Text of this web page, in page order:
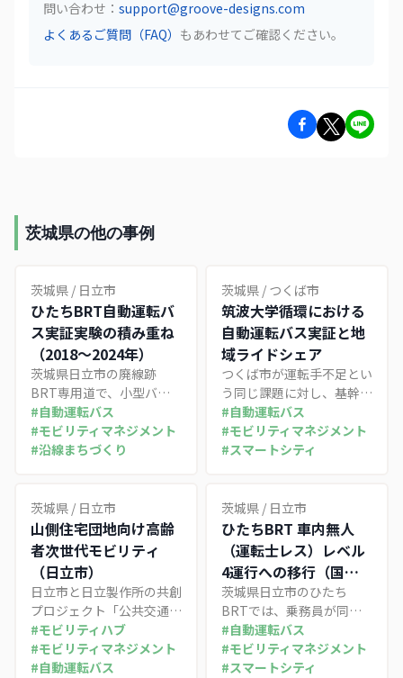
問い合わせ： support@groove-designs.com
よくあるご質問（FAQ） もあわせてご確認ください。
茨城県の他の事例
茨城県 / 日立市
ひたちBRT自動運転バ
ス実証実験の積み重ね
（2018〜2024年）
茨城県日立市の廃線跡
BRT専用道で、小型バス
の基礎検証から中型バスの
長距離走行、ガードレール
接触事案の克服までを段階
に到達した実証プロセスを
追う事例。
#自動運転バス
#モビリティマネジメント
#沿線まちづくり
茨城県 / つくば市
筑波大学循環における
自動運転バス実証と地
域ライドシェア
つくば市が運転手不足とい
う同じ課題に対し、基幹路
線「筑波大学循環」へのレ
ベル2自動運転バス実証
（2027年度レベル4目標）
同時並行で展開。需要の濃
淡と時間軸に応じて移動手
段を使い分ける二層構造の
地域交通戦略を整理した事
例。
#自動運転バス
#モビリティマネジメント
#スマートシティ
茨城県 / 日立市
山側住宅団地向け高齢
者次世代モビリティ
（日立市）
日立市と日立製作所の共創
プロジェクト「公共交通の
スマート化」の一環とし
て、急坂が多く高齢化が進
む山側住宅団地を対象に、
#モビリティハブ
#モビリティマネジメント
#自動運転バス
茨城県 / 日立市
ひたちBRT 車内無人
（運転士レス）レベル
4運行への移行（国内
初の無人路線バスを目
標）
茨城県日立市のひたち
BRTでは、乗務員が同乗
するレベル4自動運転の営
業運行を起点に、ローカル
5Gを用いた遠隔監視を基
#自動運転バス
#モビリティマネジメント
#スマートシティ